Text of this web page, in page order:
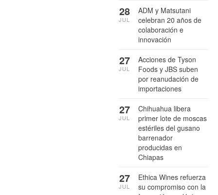
ADM y Matsutani
celebran 20 años de
colaboración e
innovación
28
JUL
Acciones de Tyson
Foods y JBS suben
por reanudación de
importaciones
27
JUL
Chihuahua libera
primer lote de moscas
estériles del gusano
barrenador
producidas en
Chiapas
27
JUL
Ethica Wines refuerza
su compromiso con la
27
JUL